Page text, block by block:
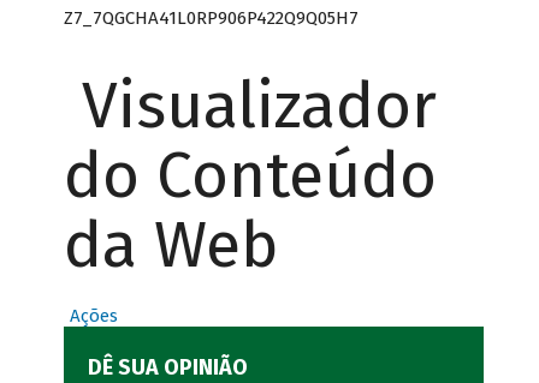
Z7_7QGCHA41L0RP906P422Q9Q05H7
Visualizador
do Conteúdo
da Web
Ações
DÊ SUA OPINIÃO